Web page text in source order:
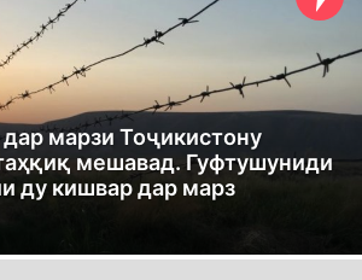
марзи Тоҷикистону
мешавад. Гуфтушуниди
ду кишвар дар марз